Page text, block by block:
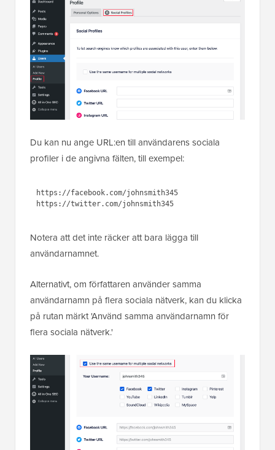
Du kan nu ange URL:en till användarens sociala
https://facebook.com/johnsmith345
Notera att det inte räcker att bara lägga till
Alternativt, om författaren använder samma
användarnamn på flera sociala nätverk, kan du klicka
på rutan märkt 'Använd samma användarnamn för